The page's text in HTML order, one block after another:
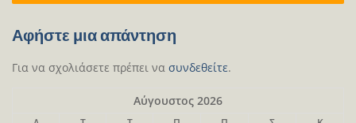
Αφήστε μια απάντηση
Για να σχολιάσετε πρέπει να συνδεθείτε.
Αύγουστος 2026